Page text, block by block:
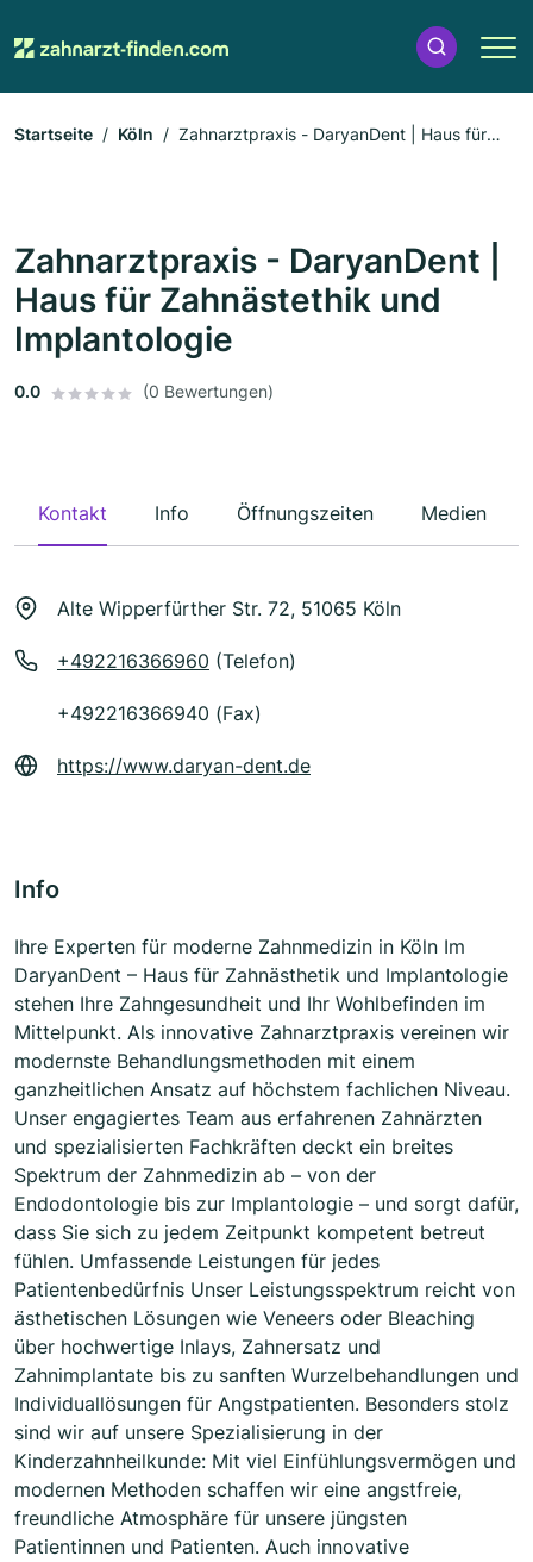
Startseite Köln
Zahnarztpraxis - DaryanDent | Haus für
Zahnarztpraxis - DaryanDent |
Haus für Zahnästethik und
Implantologie
0.0 (0 Bewertungen)
Kontakt Info Öffnungszeiten Medien
Alte Wipperfürther Str. 72, 51065 Köln
+492216366960 (Telefon)
+492216366940 (Fax)
https://www.daryan-dent.de
Info
Ihre Experten für moderne Zahnmedizin in Köln Im
DaryanDent – Haus für Zahnästhetik und Implantologie
stehen Ihre Zahngesundheit und Ihr Wohlbefinden im
Mittelpunkt. Als innovative Zahnarztpraxis vereinen wir
modernste Behandlungsmethoden mit einem
ganzheitlichen Ansatz auf höchstem fachlichen Niveau.
Unser engagiertes Team aus erfahrenen Zahnärzten
und spezialisierten Fachkräften deckt ein breites
Spektrum der Zahnmedizin ab – von der
Endodontologie bis zur Implantologie – und sorgt dafür,
dass Sie sich zu jedem Zeitpunkt kompetent betreut
fühlen. Umfassende Leistungen für jedes
Patientenbedürfnis Unser Leistungsspektrum reicht von
ästhetischen Lösungen wie Veneers oder Bleaching
über hochwertige Inlays, Zahnersatz und
Zahnimplantate bis zu sanften Wurzelbehandlungen und
Individuallösungen für Angstpatienten. Besonders stolz
sind wir auf unsere Spezialisierung in der
Kinderzahnheilkunde: Mit viel Einfühlungsvermögen und
modernen Methoden schaffen wir eine angstfreie,
freundliche Atmosphäre für unsere jüngsten
Patientinnen und Patienten. Auch innovative